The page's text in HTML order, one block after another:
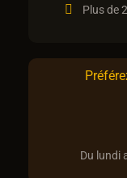
Plus de
Du lundi